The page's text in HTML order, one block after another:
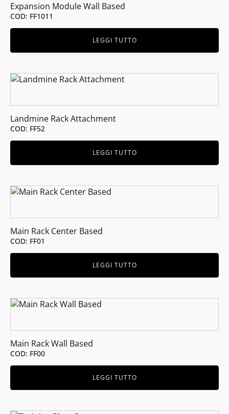
Expansion Module Wall Based
COD: FF1011
LEGGI TUTTO
Landmine Rack Attachment
COD: FF52
LEGGI TUTTO
Main Rack Center Based
COD: FF01
LEGGI TUTTO
Main Rack Wall Based
COD: FF00
LEGGI TUTTO